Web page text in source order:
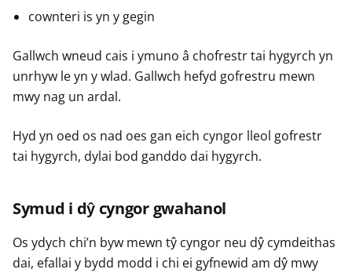
cownteri is yn y gegin
Gallwch wneud cais i ymuno â chofrestr tai hygyrch yn
unrhyw le yn y wlad. Gallwch hefyd gofrestru mewn
mwy nag un ardal.
Hyd yn oed os nad oes gan eich cyngor lleol gofrestr
tai hygyrch, dylai bod ganddo dai hygyrch.
Symud i dŷ cyngor gwahanol
Os ydych chi’n byw mewn tŷ cyngor neu dŷ cymdeithas
dai, efallai y bydd modd i chi ei gyfnewid am dŷ mwy